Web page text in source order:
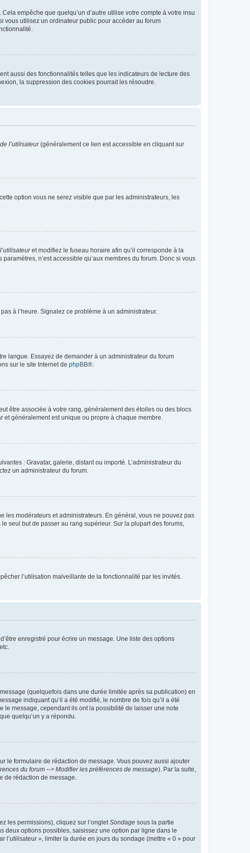
empêche que quelqu’un d’autre utilise votre compte à votre insu
vous utilisez un ordinateur public pour accéder au forum
aussi des fonctionnalités telles que les indicateurs de lecture des
la suppression des cookies pourrait les résoudre.
l’utilisateur(généralement ce lien est accessible en cliquant sur
cette option vous ne serez visible que par les administrateurs, les
et modifiez le fuseau horaire afin qu’il corresponde à la
n’est accessible qu’aux membres du forum. Donc si vous
à l’heure. Signalez ce problème à un administrateur.
langue. Essayez de demander à un administrateur du forum
sur le site Internet de phpBB®.
être associée à votre rang, généralement des étoiles ou des blocs
généralement est unique ou propre à chaque membre.
: Gravatar, galerie, distant ou importé. L’administrateur du
un administrateur du forum.
les modérateurs et administrateurs. En général, vous ne pouvez pas
seul but de passer au rang supérieur. Sur la plupart des forums,
l’utilisation malveillante de la fonctionnalité par les invités.
enregistré pour écrire un message. Une liste des options
(quelquefois dans une durée limitée après sa publication) en
indiquant qu’il a été modifié, le nombre de fois qu’il a été
le message, cependant ils ont la possibilité de laisser une note
quelqu’un y a répondu.
le formulaire de rédaction de message. Vous pouvez aussi ajouter
du forum --> Modifier les préférences de message). Par la suite,
de rédaction de message.
les permissions), cliquez sur l’onglet Sondage sous la partie
deux options possibles, saisissez une option par ligne dans le
l’utilisateur », limiter la durée en jours du sondage (mettre « 0 » pour